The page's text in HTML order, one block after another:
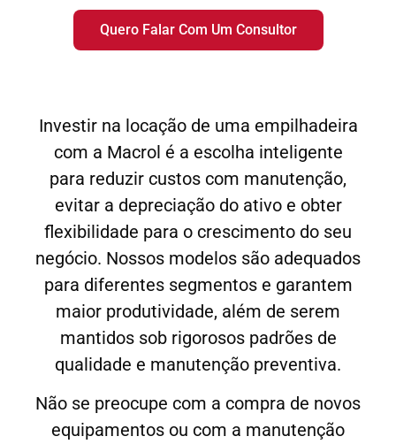
Quero Falar Com Um Consultor
Investir na locação de uma empilhadeira
com a Macrol é a escolha inteligente
para reduzir custos com manutenção,
evitar a depreciação do ativo e obter
flexibilidade para o crescimento do seu
negócio. Nossos modelos são adequados
para diferentes segmentos e garantem
maior produtividade, além de serem
mantidos sob rigorosos padrões de
qualidade e manutenção preventiva.
Não se preocupe com a compra de novos
equipamentos ou com a manutenção